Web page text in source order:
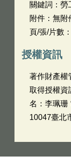
關鍵詞：勞
附件：無附
頁/張/片數
授權資訊
著作財產權
取得授權資
名：李珮珊
10047臺北